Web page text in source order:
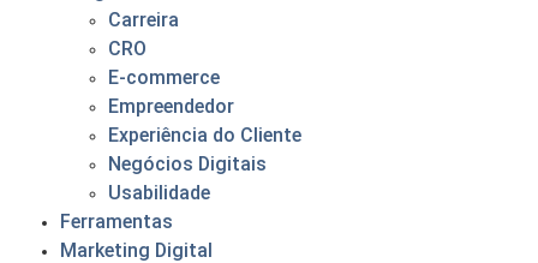
Carreira
CRO
E-commerce
Empreendedor
Experiência do Cliente
Negócios Digitais
Usabilidade
Ferramentas
Marketing Digital